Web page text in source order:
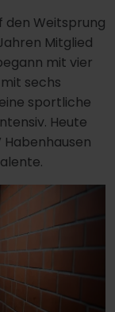
den Weitsprung
Mitglied
mit vier
sechs
sportliche
Heute